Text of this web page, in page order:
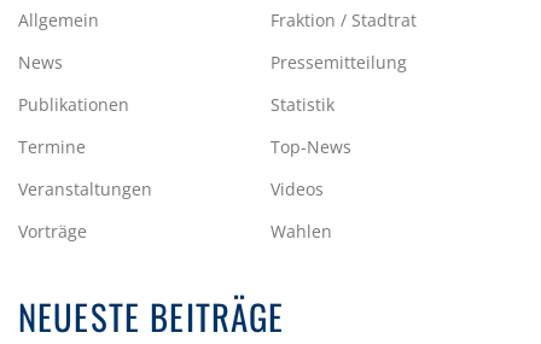
Allgemein
Fraktion / Stadtrat
News
Pressemitteilung
Publikationen
Statistik
Termine
Top-News
Veranstaltungen
Videos
Vorträge
Wahlen
NEUESTE BEITRÄGE